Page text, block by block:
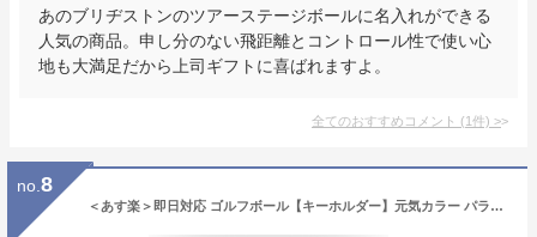
あのブリヂストンのツアーステージボールに名入れができる
人気の商品。申し分のない飛距離とコントロール性で使い心
地も大満足だから上司ギフトに喜ばれますよ。
全てのおすすめコメント (1件) >
no. 8
＜あす楽＞即日対応 ゴルフボール【キーホルダー】元気カラー パラコード 1個 ゴルフ ボール 名 入れ 贈り物 ギフト プレゼント】ホールインワン 記念品 ゴルフコンペ 景品 父の日 敬老の日 退職祝 誕生日 包装無料 ネームプレート ゴルフ用品